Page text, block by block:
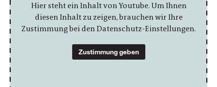
Hier steht ein Inhalt von Youtube. Um Ihnen
diesen Inhalt zu zeigen, brauchen wir Ihre
Zustimmung bei den Datenschutz-Einstellungen.
Zustimmung geben